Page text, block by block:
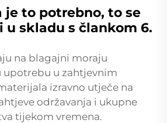
je to potrebno, to se
u skladu s člankom 6.
na blagajni moraju
upotrebu u zahtjevnim
izravno utječe na
održavanja i ukupne
tijekom vremena.